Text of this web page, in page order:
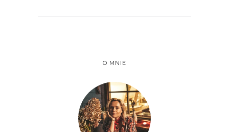
O MNIE